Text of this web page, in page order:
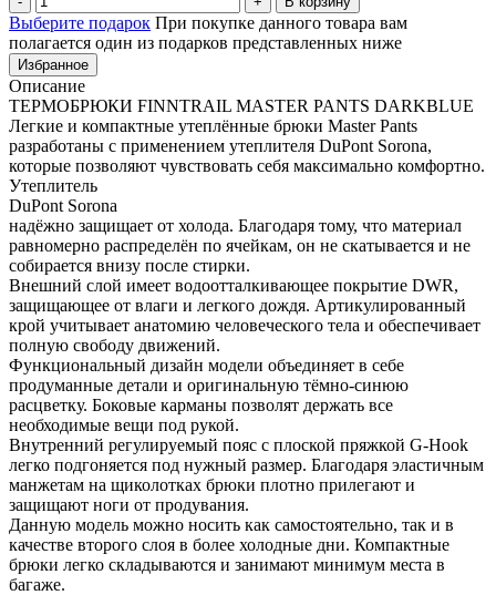
Выберите подарок При покупке данного товара вам
полагается один из подарков представленных ниже
Избранное
Описание
ТЕРМОБРЮКИ FINNTRAIL MASTER PANTS DARKBLUE
Легкие и компактные утеплённые брюки Master Pants
разработаны с применением утеплителя DuPont Sorona,
которые позволяют чувствовать себя максимально комфортно.
Утеплитель
DuPont Sorona
надёжно защищает от холода. Благодаря тому, что материал
равномерно распределён по ячейкам, он не скатывается и не
собирается внизу после стирки.
Внешний слой имеет водоотталкивающее покрытие DWR,
защищающее от влаги и легкого дождя. Артикулированный
крой учитывает анатомию человеческого тела и обеспечивает
полную свободу движений.
Функциональный дизайн модели объединяет в себе
продуманные детали и оригинальную тёмно-синюю
расцветку. Боковые карманы позволят держать все
необходимые вещи под рукой.
Внутренний регулируемый пояс с плоской пряжкой G-Hook
легко подгоняется под нужный размер. Благодаря эластичным
манжетам на щиколотках брюки плотно прилегают и
защищают ноги от продувания.
Данную модель можно носить как самостоятельно, так и в
качестве второго слоя в более холодные дни. Компактные
брюки легко складываются и занимают минимум места в
багаже.